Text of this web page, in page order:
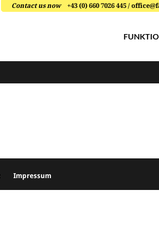
Contact us now +43 (0) 660 7026 445 /
Impressum